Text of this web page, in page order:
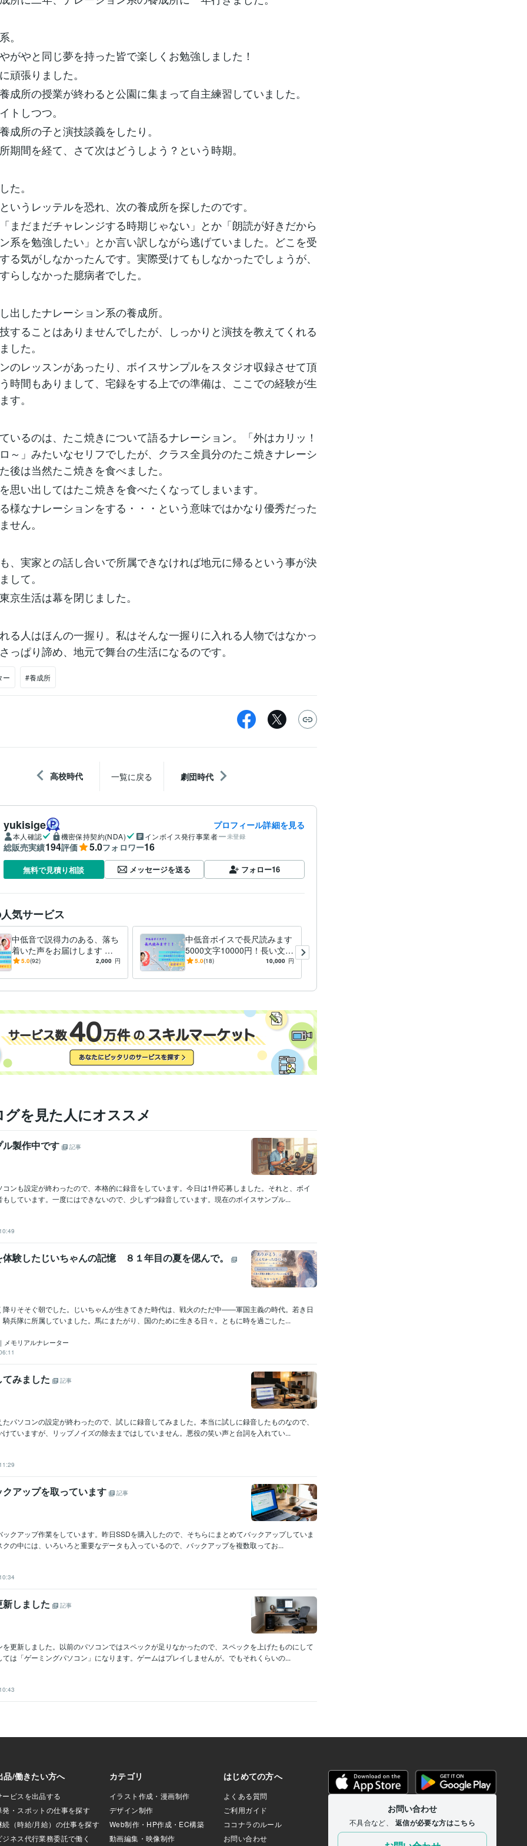
。
がやと同じ夢を持った皆で楽しくお勉強しました！
頑張りました。
成所の授業が終わると公園に集まって自主練習していました。
トしつつ。
成所の子と演技談義をしたり。
期間を経て、さて次はどうしよう？という時期。
た。
いうレッテルを恐れ、次の養成所を探したのです。
まだまだチャレンジする時期じゃない」とか「朗読が好きだから
系を勉強したい」とか言い訳しながら逃げていました。どこを受
る気がしなかったんです。実際受けてもしなかったでしょうが、
らしなかった臆病者でした。
出したナレーション系の養成所。
することはありませんでしたが、しっかりと演技を教えてくれる
した。
のレッスンがあったり、ボイスサンプルをスタジオ収録させて頂
時間もありまして、宅録をする上での準備は、ここでの経験が生
す。
いるのは、たこ焼きについて語るナレーション。「外はカリッ！
～」みたいなセリフでしたが、クラス全員分のたこ焼きナレーシ
後は当然たこ焼きを食べました。
思い出してはたこ焼きを食べたくなってしまいます。
様なナレーションをする・・・という意味ではかなり優秀だった
せん。
、実家との話し合いで所属できなければ地元に帰るという事が決
して。
京生活は幕を閉じました。
る人はほんの一握り。私はそんな一握りに入れる人物ではなかっ
っぱり諦め、地元で舞台の生活になるのです。
ー #養成所
高校時代 一覧に戻る 劇団時代
yukisige プロフィール詳細を見る
本人確認 機密保持契約(NDA) インボイス発行事業者 未登録
総販売実績194評価 5.0フォロワー16
無料で見積り相談 メッセージを送る フォロー16
気サービス
中低音で説得力のある、落ち
着いた声をお届けします 納
品実績５００件以上！信頼と
5.0(92) 2,000 円
中低音ボイスで長尺読みます
5000文字10000円！長い文章
読ませてください！
5.0(18) 10,000 円
を見た人にオススメ
製作中です 記事
ンも設定が終わったので、本格的に録音をしています。今日は1件応募しました。それと、ボイ
しています。一度にはできないので、少しずつ録音しています。現在のボイスサンプル...
験したじいちゃんの記憶 ８１年目の夏を偲んで。
降りそそぐ朝でした。じいちゃんが生きてきた時代は、戦火のただ中――軍国主義の時代。若き日
兵隊に所属していました。馬にまたがり、国のために生きる日々。ともに時を過ごした...
メモリアルナレーター
みました 記事
パソコンの設定が終わったので、試しに録音してみました。本当に試しに録音したものなので、
ていますが、リップノイズの除去まではしていません。悪役の笑い声と台詞を入れてい...
アップを取っています 記事
クアップ作業をしています。昨日SSDを購入したので、そちらにまとめてバックアップしていま
の中には、いろいろと重要なデータも入っているので、バックアップを複数取ってお...
しました 記事
を更新しました。以前のパソコンではスペックが足りなかったので、スペックを上げたものにして
は「ゲーミングパソコン」になります。ゲームはプレイしませんが。でもそれくらいの...